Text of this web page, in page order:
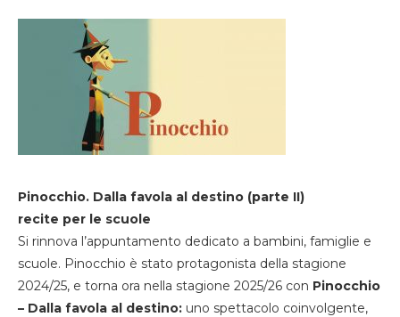
Pinocchio. Dalla favola al destino (parte II)
recite per le scuole
Si rinnova l’appuntamento dedicato a bambini, famiglie e
scuole. Pinocchio è stato protagonista della stagione
2024/25, e torna ora nella stagione 2025/26 con Pinocchio
– Dalla favola al destino: uno spettacolo coinvolgente,